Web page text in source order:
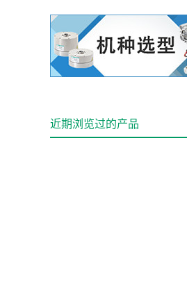
近期浏览过的产品